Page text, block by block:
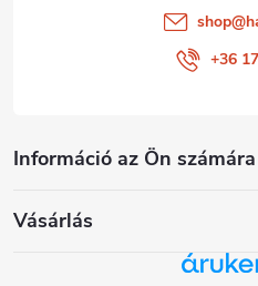
Információ az Ön számára
Vásárlás
shop@
+36